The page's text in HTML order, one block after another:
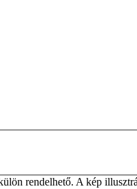
rendelhető. A kép